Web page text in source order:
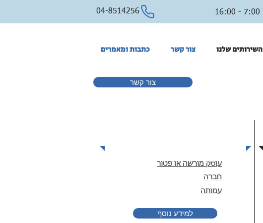
04-8514256
השירותים שלנו צור קשר כתבות ומאמרים
צור קשר
עוסק מורשה או פטור
חברה
עמותה
למידע נוסף